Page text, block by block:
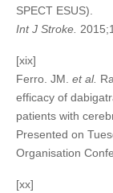
SPECT ESUS).
Int J Stroke.
[xix]
Ferro. JM. et al.
efficacy of
patients with
Presented on
Organisation
[xx]